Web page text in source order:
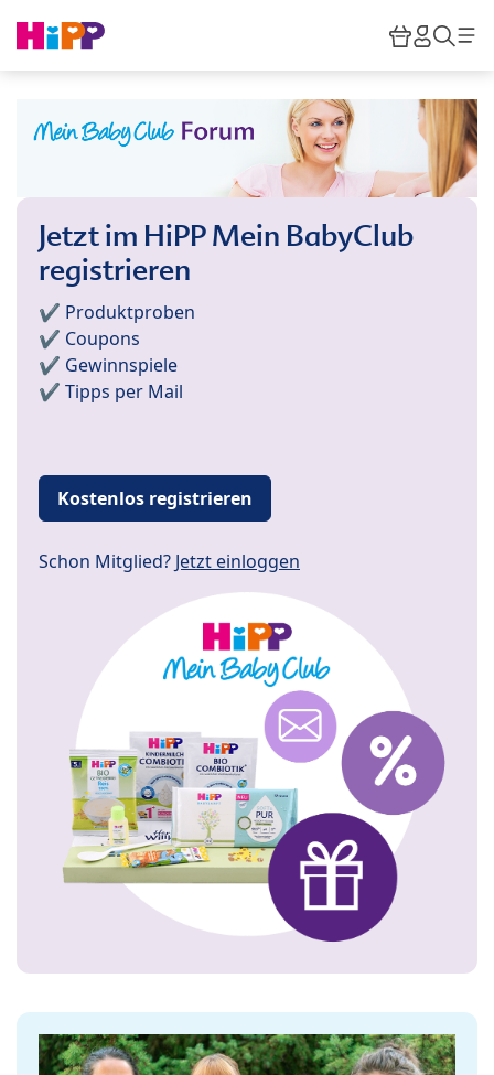
HiPP
Jetzt im HiPP Mein BabyClub
registrieren
✔️ Produktproben
✔️ Coupons
✔️ Gewinnspiele
✔️ Tipps per Mail
Kostenlos registrieren
Schon Mitglied? Jetzt einloggen